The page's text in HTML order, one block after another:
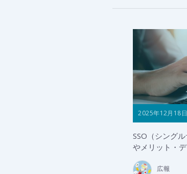
2025年12月18
SSO（シング
やメリット・
広報